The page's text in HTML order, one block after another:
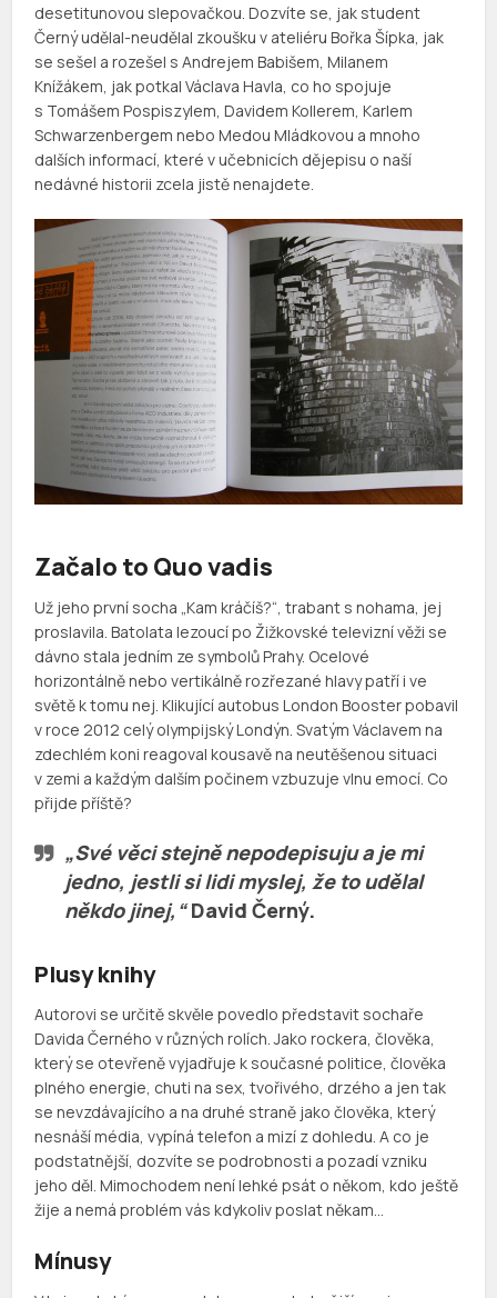
desetitunovou slepovačkou. Dozvíte se, jak student
Černý udělal-neudělal zkoušku v ateliéru Bořka Šípka, jak
se sešel a rozešel s Andrejem Babišem, Milanem
Knížákem, jak potkal Václava Havla, co ho spojuje
s Tomášem Pospiszylem, Davidem Kollerem, Karlem
Schwarzenbergem nebo Medou Mládkovou a mnoho
dalších informací, které v učebnicích dějepisu o naší
nedávné historii zcela jistě nenajdete.
Začalo to Quo vadis
Už jeho první socha „Kam kráčíš?“, trabant s nohama, jej
proslavila. Batolata lezoucí po Žižkovské televizní věži se
dávno stala jedním ze symbolů Prahy. Ocelové
horizontálně nebo vertikálně rozřezané hlavy patří i ve
světě k tomu nej. Klikující autobus London Booster pobavil
v roce 2012 celý olympijský Londýn. Svatým Václavem na
zdechlém koni reagoval kousavě na neutěšenou situaci
v zemi a každým dalším počinem vzbuzuje vlnu emocí. Co
přijde příště?
„Své věci stejně nepodepisuju a je mi
jedno, jestli si lidi myslej, že to udělal
někdo jinej,“David Černý.
Plusy knihy
Autorovi se určitě skvěle povedlo představit sochaře
Davida Černého v různých rolích. Jako rockera, člověka,
který se otevřeně vyjadřuje k současné politice, člověka
plného energie, chuti na sex, tvořivého, drzého a jen tak
se nevzdávajícího a na druhé straně jako člověka, který
nesnáší média, vypíná telefon a mizí z dohledu. A co je
podstatnější, dozvíte se podrobnosti a pozadí vzniku
jeho děl. Mimochodem není lehké psát o někom, kdo ještě
žije a nemá problém vás kdykoliv poslat někam…
Mínusy